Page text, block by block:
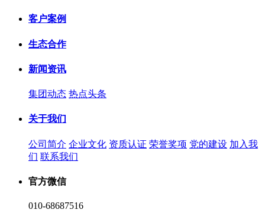
客户案例
生态合作
新闻资讯
集团动态 热点头条
关于我们
公司简介 企业文化 资质认证 荣誉奖项 党的建设 加入我
们 联系我们
官方微信
010-68687516